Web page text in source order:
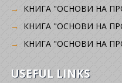
КНИГА "ОСНОВИ НА
КНИГА "ОСНОВИ НА
КНИГА "ОСНОВИ НА
USEFUL LINKS